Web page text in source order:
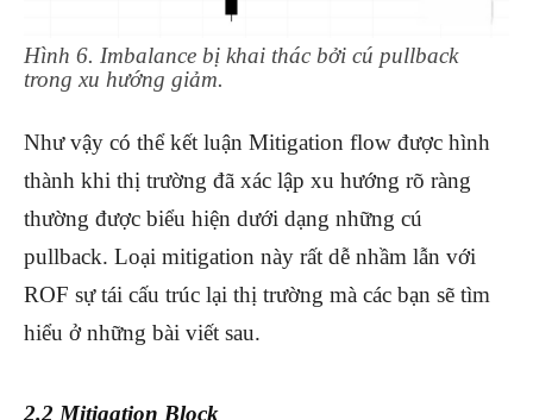
Hình 6. Imbalance bị khai thác bởi cú pullback
trong xu hướng giảm.
Như vậy có thể kết luận Mitigation flow được hình
thành khi thị trường đã xác lập xu hướng rõ ràng
thường được biểu hiện dưới dạng những cú
pullback. Loại mitigation này rất dễ nhầm lẫn với
ROF sự tái cấu trúc lại thị trường mà các bạn sẽ tìm
hiểu ở những bài viết sau.
2.2 Mitigation Block